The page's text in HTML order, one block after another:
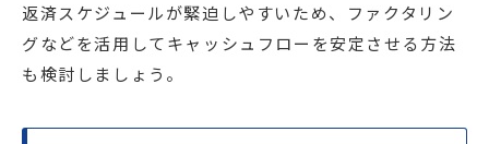
返済スケジュールが緊迫しやすいため、ファクタリン
グなどを活用してキャッシュフローを安定させる方法
も検討しましょう。